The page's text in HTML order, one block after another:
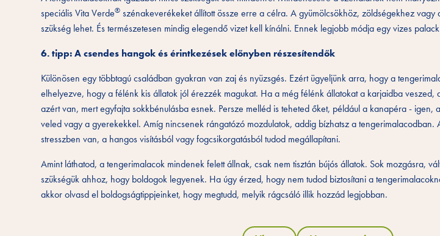
speciális Vita Verde® szénakeverékeket állított össze erre a célra. A gyümölcsökhöz, zöldségekhez
szükség lehet. És természetesen mindig elegendő vizet kell kínálni. Ennek legjobb módja egy vizes
6. tipp: A csendes hangok és érintkezések előnyben részesítendők
Különösen egy többtagú családban gyakran van zaj és nyüzsgés. Ezért ügyeljünk arra, hogy a
elhelyezve, hogy a félénk kis állatok jól érezzék magukat. Ha a még félénk állatokat a karjaidba veszed,
azért van, mert egyfajta sokkbénulásba esnek. Persze melléd is teheted őket, például a kanapéra - igen,
veled vagy a gyerekekkel. Amíg nincsenek rángatózó mozdulatok, addig bízhatsz a tengerimalacodban.
stresszben van, a hangos visításból vagy fogcsikorgatásból tudod megállapítani.
Amint láthatod, a tengerimalacok mindenek felett állnak, csak nem tisztán bújós állatok. Sok mozgásra,
szükségük ahhoz, hogy boldogok legyenek. Ha úgy érzed, hogy nem tudod biztosítani a
akkor olvasd el boldogságtippjeinket, hogy megtudd, melyik rágcsáló illik hozzád legjobban.